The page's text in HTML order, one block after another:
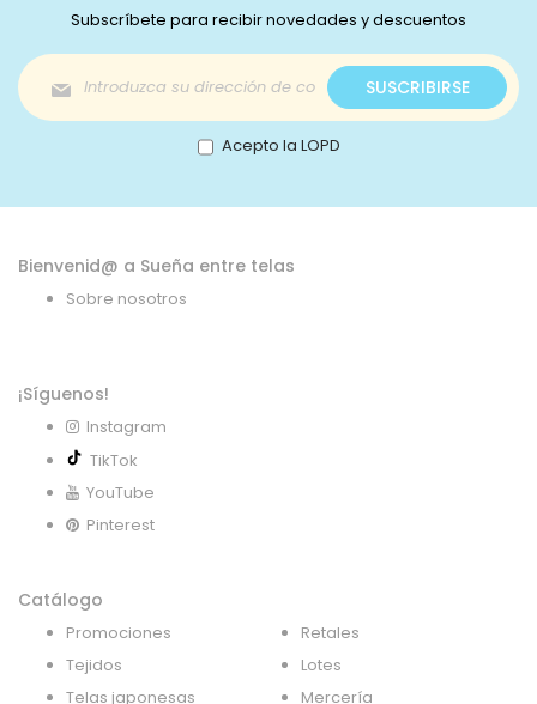
Subscríbete para recibir novedades y descuentos
Inscríbase
a
nuestro
boletín
de
SUSCRIBIRSE
Acepto la LOPD
Bienvenid@ a Sueña entre telas
Sobre nosotros
¡Síguenos!
Instagram
TikTok
YouTube
Pinterest
Catálogo
Promociones
Tejidos
Telas japonesas
Retales
Lotes
Mercería